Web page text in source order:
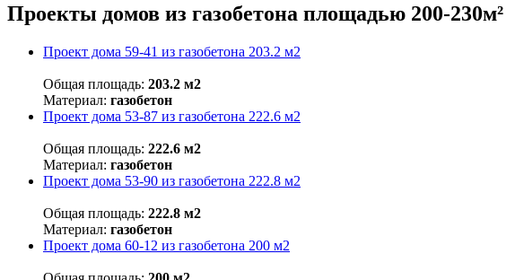
Проекты домов из газобетона площадью 200-230м²
Проект дома 59-41 из газобетона 203.2 м2
Общая площадь: 203.2 м2
Материал: газобетон
Проект дома 53-87 из газобетона 222.6 м2
Общая площадь: 222.6 м2
Материал: газобетон
Проект дома 53-90 из газобетона 222.8 м2
Общая площадь: 222.8 м2
Материал: газобетон
Проект дома 60-12 из газобетона 200 м2